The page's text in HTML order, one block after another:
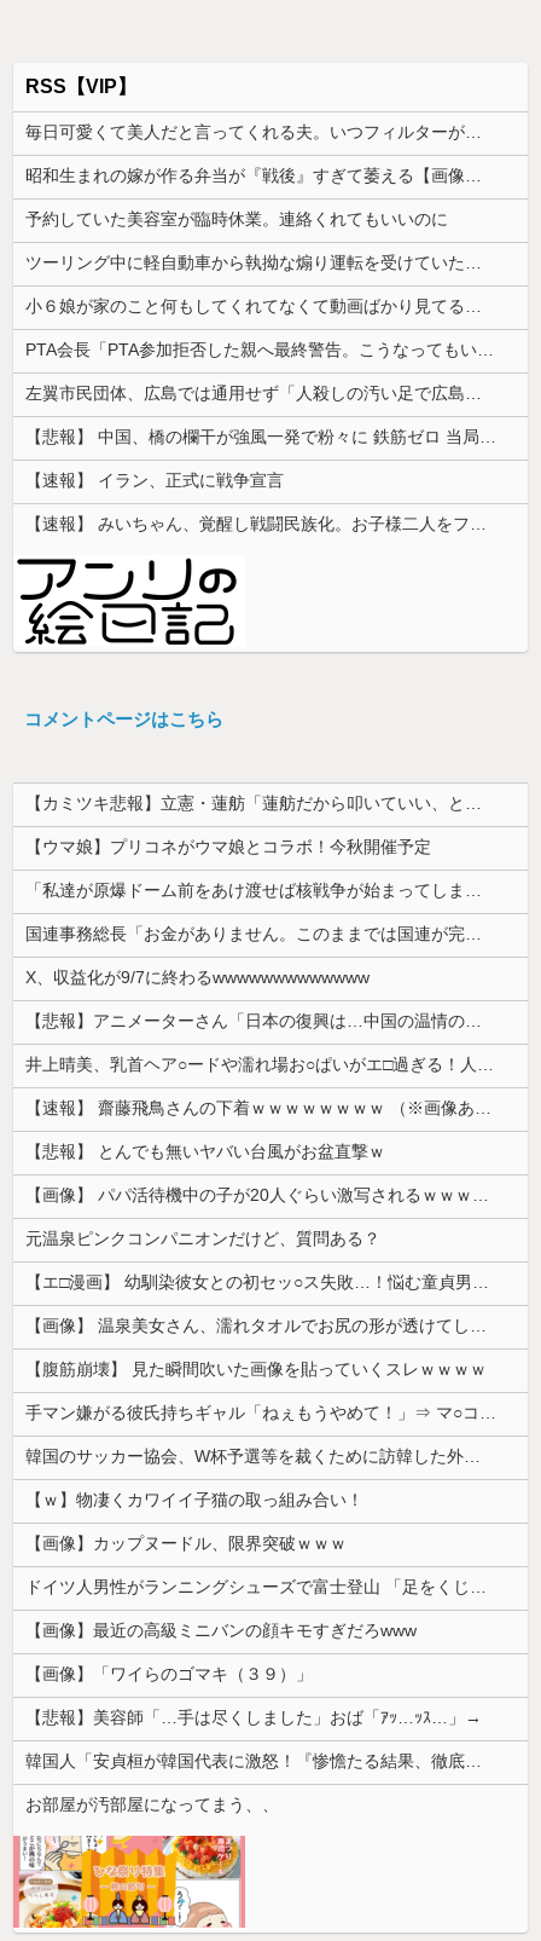
RSS【VIP】
予約していた美容室が臨時休業。連絡くれてもいいのに
【速報】 イラン、正式に戦争宣言
コメントページはこちら
【カミツキ悲報】立憲・蓮舫「蓮舫だから叩いていい、との報道に何度も向き合ってきました」→ツッコミ殺到
【ウマ娘】プリコネがウマ娘とコラボ！今秋開催予定
「私達が原爆ドーム前をあけ渡せば核戦争が始まってしまう」と訴える市民団体、それを聞いた被爆3世の人が……
国連事務総長「お金がありません。このままでは国連が完全崩壊します。助けて下さい」
X、収益化が9/7に終わるwwwwwwwwwwwww
【悲報】アニメーターさん「日本の復興は…中国の温情のおかげだ！」 ← 突っ込み殺到 ｗｗｗｗｗｗｗｗｗ
井上晴美、乳首ヘア○ードや濡れ場お○ぱいがエ□過ぎる！人生最後のラスト写真集、最高！！
【速報】 齋藤飛鳥さんの下着ｗｗｗｗｗｗｗｗ （※画像あり）
【悲報】 とんでも無いヤバい台風がお盆直撃ｗ
【画像】 パパ活待機中の子が20人ぐらい激写されるｗｗｗｗｗｗｗｗｗｗｗ
元温泉ピンクコンパニオンだけど、質問ある？
【エ□漫画】 幼馴染彼女との初セッ○ス失敗…！悩む童貞男子にクラスメイトのギャルJKが優しく近づきオチ○ポよしよしされちゃう…！
【画像】 温泉美女さん、濡れタオルでお尻の形が透けてしまう
【腹筋崩壊】 見た瞬間吹いた画像を貼っていくスレｗｗｗｗ
手マン嫌がる彼氏持ちギャル「ねぇもうやめて！」⇒ マ○コは正直だった結果…
韓国のサッカー協会、W杯予選等を裁くために訪韓した外国人審判を「性接待」していた……大して強くもないチームが潤沢な予算を持ってりゃそうなるわな
【ｗ】物凄くカワイイ子猫の取っ組み合い！
【画像】カップヌードル、限界突破ｗｗｗ
ドイツ人男性がランニングシューズで富士登山 「足をくじいて動けない」
【画像】最近の高級ミニバンの顔キモすぎだろwww
【画像】「ワイらのゴマキ（３９）」
【悲報】美容師「…手は尽くしました」おば「ｱｯ…ｯｽ…」→
韓国人「安貞桓が韓国代表に激怒！『惨憺たる結果、徹底的な刷新が必要だ』と監督や協会を痛烈批判」
お部屋が汚部屋になってまう、、